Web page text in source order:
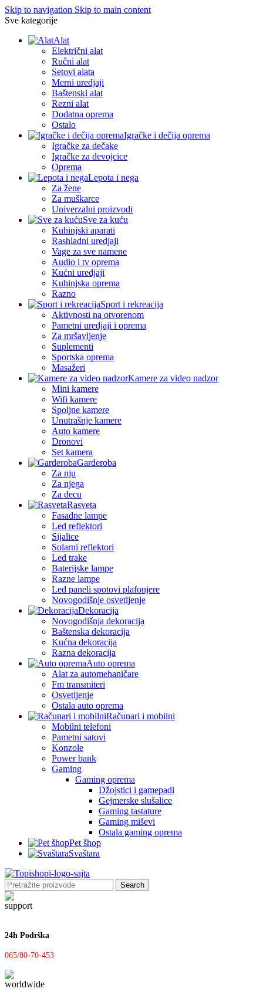
Skip to navigation Skip to main content
Sve kategorije
Alat
Električni alat
Ručni alat
Setovi alata
Merni uredjaji
Baštenski alat
Rezni alat
Dodatna oprema
Ostalo
Igračke i dečija oprema
Igračke za dečake
Igračke za devojcice
Oprema
Lepota i nega
Za žene
Za muškarce
Univerzalni proizvodi
Sve za kuću
Kuhinjski aparati
Rashladni uredjaji
Vage za sve namene
Audio i tv oprema
Kućni uredjaji
Kuhinjska oprema
Razno
Sport i rekreacija
Aktivnosti na otvorenom
Pametni uredjaji i oprema
Za mršavljenje
Suplementi
Sportska oprema
Masažeri
Kamere za video nadzor
Mini kamere
Wifi kamere
Spoljne kamere
Unutrašnje kamere
Auto kamere
Dronovi
Set kamera
Garderoba
Za nju
Za njega
Za decu
Rasveta
Fasadne lampe
Led reflektori
Sijalice
Solarni reflektori
Led trake
Baterijske lampe
Razne lampe
Led paneli spotovi plafonjere
Novogodišnje osvetljenje
Dekoracija
Novogodišnja dekoracija
Baštenska dekoracija
Kućna dekoracija
Razna dekoracija
Auto oprema
Alat za automehaničare
Fm transmiteri
Osvetljenje
Ostala auto oprema
Računari i mobilni
Mobilni telefoni
Pametni satovi
Konzole
Power bank
Gaming
Gaming oprema
Džojstici i gamepadi
Gejmerske slušalice
Gaming tastature
Gaming miševi
Ostala gaming oprema
Pet šhop
Svaštara
Search
24h Podrška
065/80-70-453